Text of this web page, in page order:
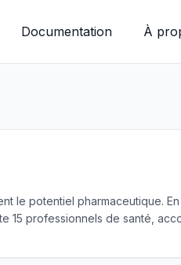
Documentation À
le potentiel pharmaceutique.
professionnels de santé,